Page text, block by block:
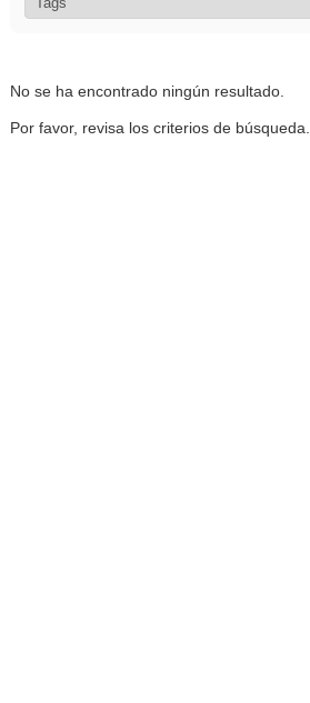
No se ha encontrado ningún resultado.
Por favor, revisa los criterios de búsqueda.